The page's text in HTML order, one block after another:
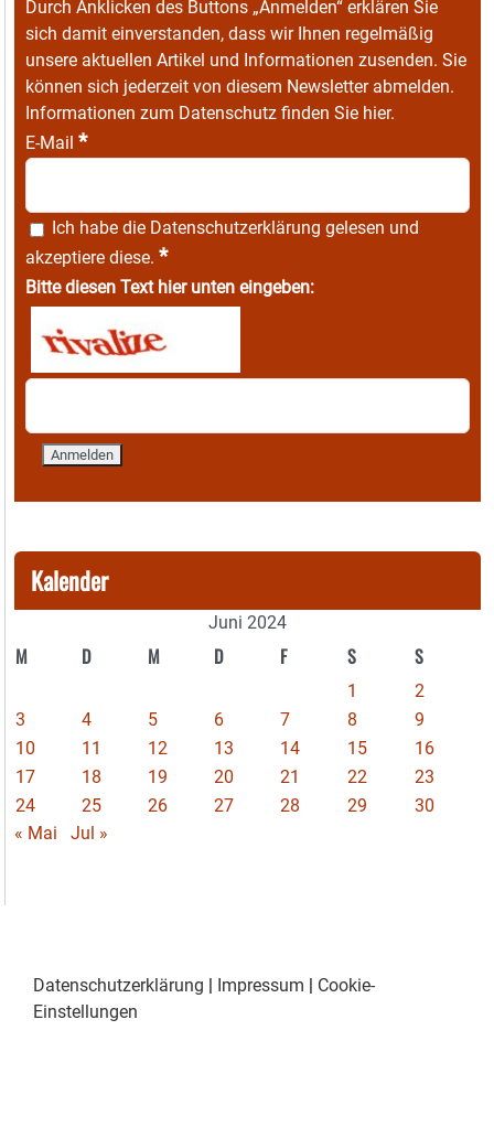
Durch Anklicken des Buttons „Anmelden“ erklären Sie
sich damit einverstanden, dass wir Ihnen regelmäßig
unsere aktuellen Artikel und Informationen zusenden. Sie
können sich jederzeit von diesem Newsletter abmelden.
Informationen zum Datenschutz finden Sie hier.
E-Mail *
Ich habe die Datenschutzerklärung gelesen und
akzeptiere diese. *
Bitte diesen Text hier unten eingeben:
Kalender
Juni 2024
M D M D F S S
1
2
3
4 5 6 7 8
9
10
11 12 13 14 15
16
17
18 19 20 21 22
23
24
25 26 27 28 29
30
« Mai
Jul »
Datenschutzerklärung Impressum
Cookie-
Einstellungen